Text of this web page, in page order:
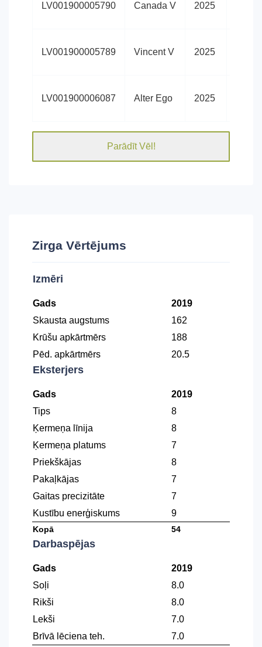
LV001900005790 Canada V 2025
LV001900005789 Vincent V 2025
LV001900006087 Alter Ego 2025
Parādīt Vēl!
Zirga Vērtējums
Izmēri
Gads
2019
Skausta augstums
162
Krūšu apkārtmērs
188
Pēd. apkārtmērs
20.5
Eksterjers
Gads
2019
Tips
8
Ķermeņa līnija
8
Ķermeņa platums
7
Priekškājas
8
Pakaļkājas
7
Gaitas precizitāte
7
Kustību enerģiskums
9
Kopā 54
Darbaspējas
Gads
2019
Soļi
8.0
Rikši
8.0
Lekši
7.0
Brīvā lēciena teh.
7.0